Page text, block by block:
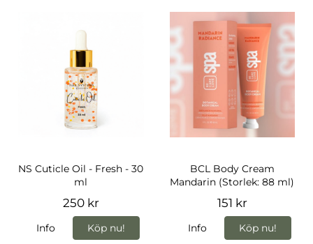
NS Cuticle Oil - Fresh - 30
ml
250 kr
Info Köp nu!
BCL Body Cream
Mandarin (Storlek: 88 ml)
151 kr
Info Köp nu!